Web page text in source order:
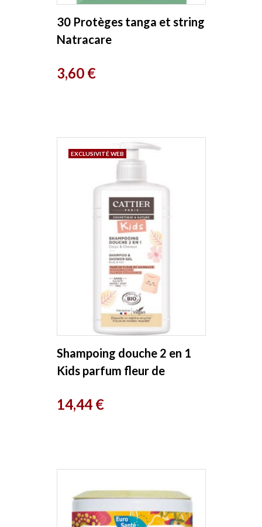
30 Protèges tanga et string
Natracare
Prix
3,60 €
Shampoing douche 2 en 1
Kids parfum fleur de
Prix
14,44 €
EXCLUSIVITÉ WEB